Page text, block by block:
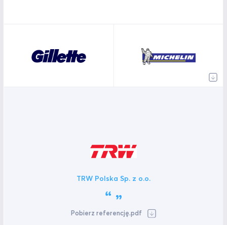
TRW Polska Sp. z o.o.
Pobierz referencję.pdf